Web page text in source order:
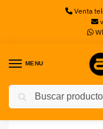
Venta
MENU
Inicio Plotters / Plotter